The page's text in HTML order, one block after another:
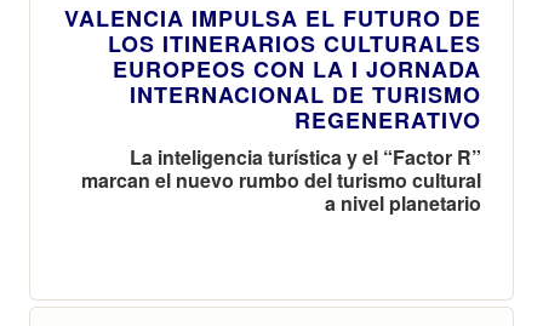
VALENCIA IMPULSA EL FUTURO DE
LOS ITINERARIOS CULTURALES
EUROPEOS CON LA I JORNADA
INTERNACIONAL DE TURISMO
REGENERATIVO
La inteligencia turística y el “Factor R”
marcan el nuevo rumbo del turismo cultural
a nivel planetario